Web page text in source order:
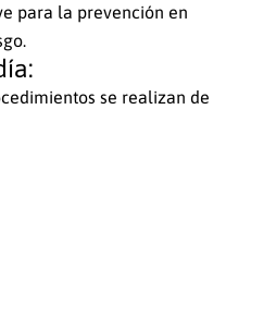
para la prevención en
se realizan de